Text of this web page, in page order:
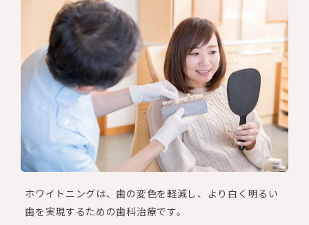
ホワイトニングは、歯の変色を軽減し、より白く明るい
歯を実現するための歯科治療です。